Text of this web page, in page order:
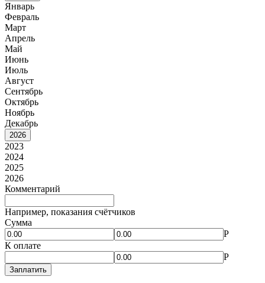
Январь
Февраль
Март
Апрель
Май
Июнь
Июль
Август
Сентябрь
Октябрь
Ноябрь
Декабрь
2026
2023
2024
2025
2026
Комментарий
Например, показания счётчиков
Сумма
Р
К оплате
Р
Заплатить